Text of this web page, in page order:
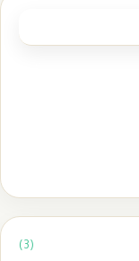
(3)